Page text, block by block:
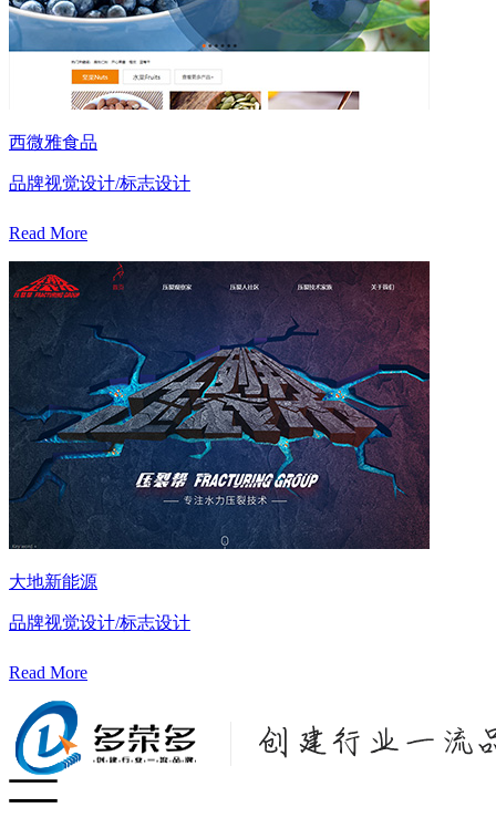
西微雅食品
品牌视觉设计/标志设计
Read More
大地新能源
品牌视觉设计/标志设计
Read More